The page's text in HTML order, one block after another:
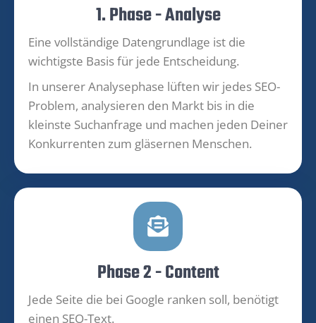
1. Phase - Analyse
Eine vollständige Datengrundlage ist die
wichtigste Basis für jede Entscheidung.
In unserer Analysephase lüften wir jedes SEO-
Problem, analysieren den Markt bis in die
kleinste Suchanfrage und machen jeden Deiner
Konkurrenten zum gläsernen Menschen.
Phase 2 - Content
Jede Seite die bei Google ranken soll, benötigt
einen SEO-Text.